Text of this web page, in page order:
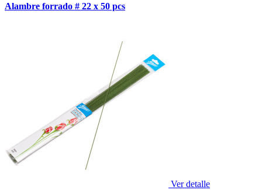
Alambre forrado # 22 x 50 pcs
Ver detalle